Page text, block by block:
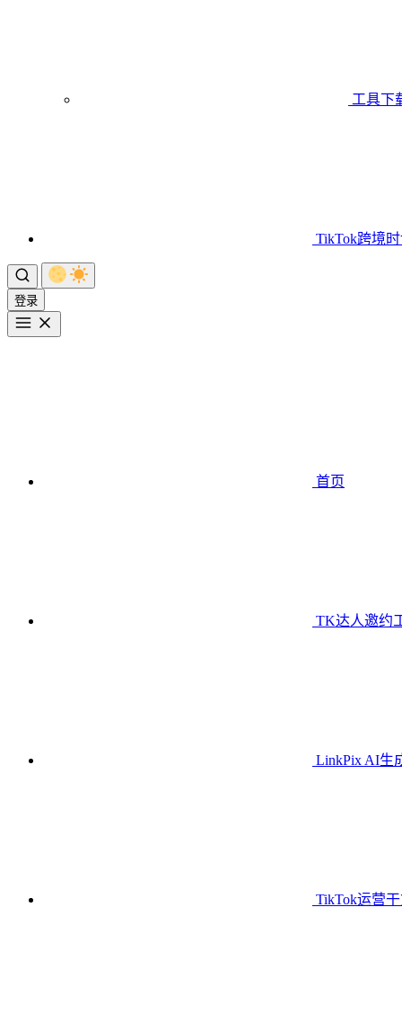
工具下
TikTok跨境
登录
首页
TK达人邀约
LinkPix AI生
TikTok运营